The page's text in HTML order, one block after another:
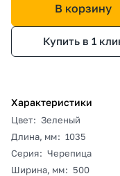
В корзину
Купить в 1
Характеристики
Цвет: Зеленый
Длина, мм: 1035
Серия: Черепица
Ширина, мм: 500